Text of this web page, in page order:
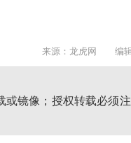
来源：龙虎网 编
或镜像；授权转载必须